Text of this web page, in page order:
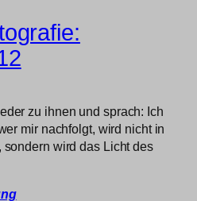
zu ihnen und sprach: Ich
mir nachfolgt, wird nicht in
wird das Licht des